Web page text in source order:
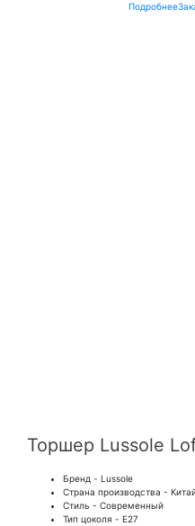
Подробнее
Торшер Lussole
Бренд - Lussole
Страна производства -
Стиль - Современный
Тип цоколя - E27